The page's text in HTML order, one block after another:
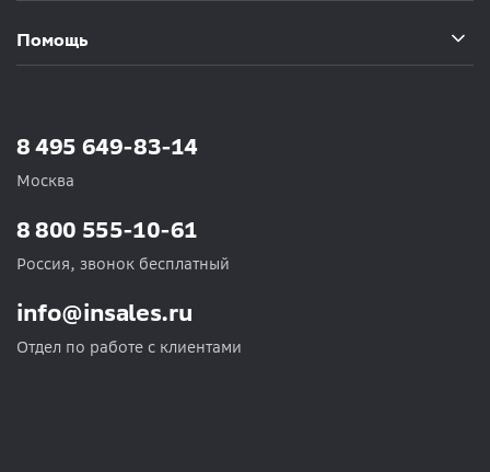
Помощь
8 495 649-83-14
Москва
info@insales.ru
Отдел по работе с клиентами
8 800 555-10-61
Россия, звонок бесплатный